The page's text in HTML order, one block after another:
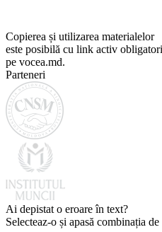
Copierea și utilizarea materialelor
este posibilă cu link activ
pe vocea.md.
Parteneri
Ai depistat o eroare în text?
Selecteaz-o și apasă combinația